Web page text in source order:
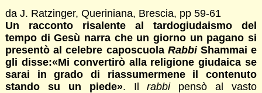
da J. Ratzinger, Queriniana, Brescia, pp 59-61
Un racconto risalente al tardogiudaismo del
tempo di Gesù narra che un giorno un pagano si
presentò al celebre caposcuola Rabbi Shammai e
gli disse:«Mi convertirò alla religione giudaica se
sarai in grado di riassumermene il contenuto
stando su un piede». Ilrabbipensò al vasto